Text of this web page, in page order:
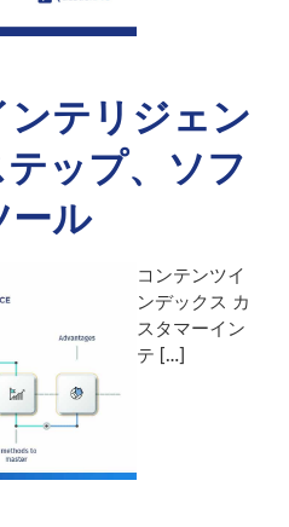
テリジェン
ップ、ソフ
ール
コンテンツイ
ンデックス カ
スタマーイン
テ […]